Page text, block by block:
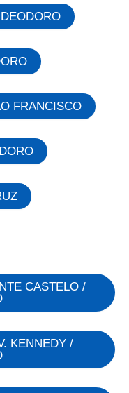
FRANCISCO
CASTELO /
KENNEDY /